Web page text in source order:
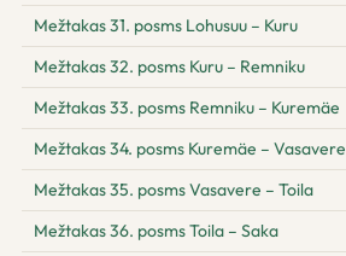
Mežtakas 31. posms Lohusuu – Kuru
Mežtakas 32. posms Kuru – Remniku
Mežtakas 33. posms Remniku – Kuremäe
Mežtakas 34. posms Kuremäe – Vasavere
Mežtakas 35. posms Vasavere – Toila
Mežtakas 36. posms Toila – Saka